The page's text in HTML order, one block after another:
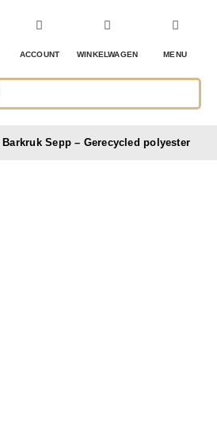
ACCOUNT WINKELWAGEN MENU
Barkruk Sepp – Gerecycled polyester